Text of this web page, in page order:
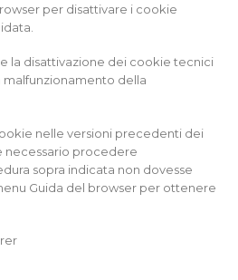
per disattivare i cookie
la disattivazione dei cookie tecnici
della
nelle versioni precedenti dei
necessario procedere
sopra indicata non dovesse
Guida del browser per ottenere